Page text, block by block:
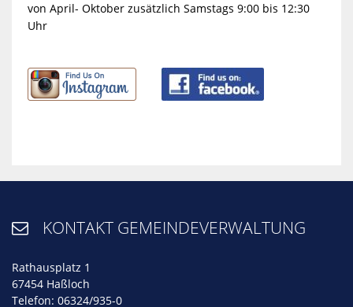
von April- Oktober zusätzlich Samstags 9:00 bis 12:30
Uhr
 KONTAKT GEMEINDEVERWALTUNG
Rathausplatz 1
67454 Haßloch
Telefon: 06324/935-0